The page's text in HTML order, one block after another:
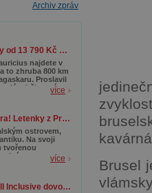
Archiv zpráv
Mauricius z Prahy od 13 790 Kč se zavazadlem a v top termínech
najdete v
to zhruba 800 km
Proslavil
bělostným
které lákají
Kromě toho
přírodní
parky, kde
faunu a
více
Jedinečná Madeira! Letenky z Prahy od 3 890 Kč s termíny až do října
ostrovem,
Na svoji
tvořenou
útesy,
či horami
turistiky. A
více
LAST MINUTE: All Inclusive dovolená na Mallorce od 10 990 Kč
Brusel